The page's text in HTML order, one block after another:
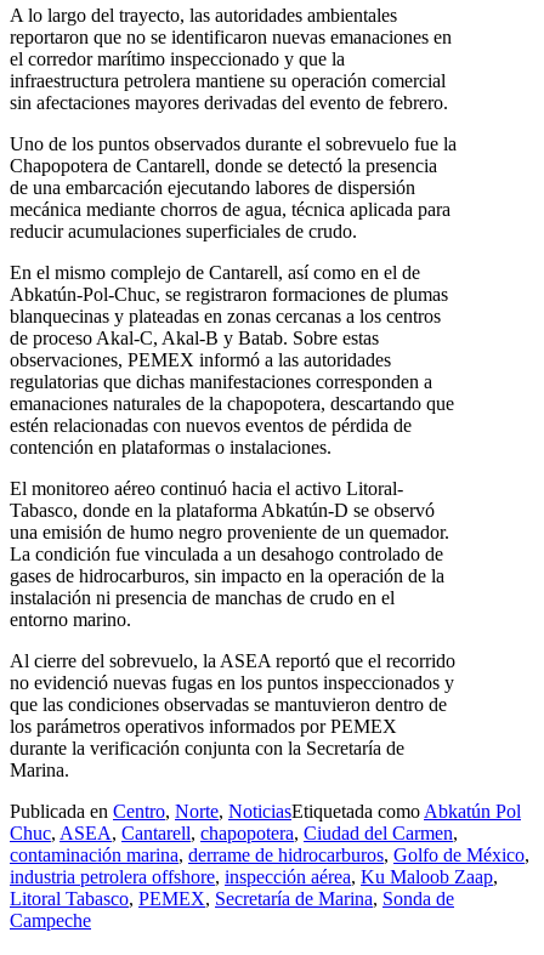
A lo largo del trayecto, las autoridades ambientales
reportaron que no se identificaron nuevas emanaciones en
el corredor marítimo inspeccionado y que la
infraestructura petrolera mantiene su operación comercial
sin afectaciones mayores derivadas del evento de febrero.
Uno de los puntos observados durante el sobrevuelo fue la
Chapopotera de Cantarell, donde se detectó la presencia
de una embarcación ejecutando labores de dispersión
mecánica mediante chorros de agua, técnica aplicada para
reducir acumulaciones superficiales de crudo.
En el mismo complejo de Cantarell, así como en el de
Abkatún-Pol-Chuc, se registraron formaciones de plumas
blanquecinas y plateadas en zonas cercanas a los centros
de proceso Akal-C, Akal-B y Batab. Sobre estas
observaciones, PEMEX informó a las autoridades
regulatorias que dichas manifestaciones corresponden a
emanaciones naturales de la chapopotera, descartando que
estén relacionadas con nuevos eventos de pérdida de
contención en plataformas o instalaciones.
El monitoreo aéreo continuó hacia el activo Litoral-
Tabasco, donde en la plataforma Abkatún-D se observó
una emisión de humo negro proveniente de un quemador.
La condición fue vinculada a un desahogo controlado de
gases de hidrocarburos, sin impacto en la operación de la
instalación ni presencia de manchas de crudo en el
entorno marino.
Al cierre del sobrevuelo, la ASEA reportó que el recorrido
no evidenció nuevas fugas en los puntos inspeccionados y
que las condiciones observadas se mantuvieron dentro de
los parámetros operativos informados por PEMEX
durante la verificación conjunta con la Secretaría de
Marina.
Publicada en Centro, Norte, NoticiasEtiquetada como Abkatún Pol
Chuc, ASEA, Cantarell, chapopotera, Ciudad del Carmen,
contaminación marina, derrame de hidrocarburos, Golfo de México,
industria petrolera offshore, inspección aérea, Ku Maloob Zaap,
Litoral Tabasco, PEMEX, Secretaría de Marina, Sonda de
Campeche